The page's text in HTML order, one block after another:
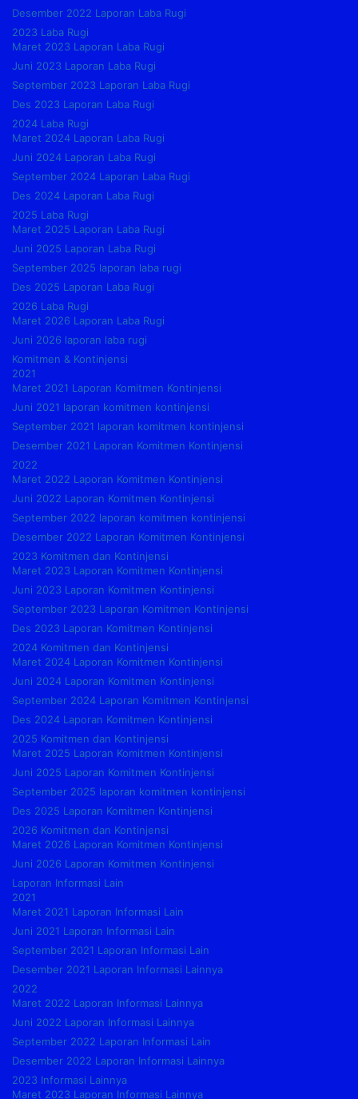
Desember 2022 Laporan Laba Rugi
2023 Laba Rugi
Maret 2023 Laporan Laba Rugi
Juni 2023 Laporan Laba Rugi
September 2023 Laporan Laba Rugi
Des 2023 Laporan Laba Rugi
2024 Laba Rugi
Maret 2024 Laporan Laba Rugi
Juni 2024 Laporan Laba Rugi
September 2024 Laporan Laba Rugi
Des 2024 Laporan Laba Rugi
2025 Laba Rugi
Maret 2025 Laporan Laba Rugi
Juni 2025 Laporan Laba Rugi
September 2025 laporan laba rugi
Des 2025 Laporan Laba Rugi
2026 Laba Rugi
Maret 2026 Laporan Laba Rugi
Juni 2026 laporan laba rugi
Komitmen & Kontinjensi
2021
Maret 2021 Laporan Komitmen Kontinjensi
Juni 2021 laporan komitmen kontinjensi
September 2021 laporan komitmen kontinjensi
Desember 2021 Laporan Komitmen Kontinjensi
2022
Maret 2022 Laporan Komitmen Kontinjensi
Juni 2022 Laporan Komitmen Kontinjensi
September 2022 laporan komitmen kontinjensi
Desember 2022 Laporan Komitmen Kontinjensi
2023 Komitmen dan Kontinjensi
Maret 2023 Laporan Komitmen Kontinjensi
Juni 2023 Laporan Komitmen Kontinjensi
September 2023 Laporan Komitmen Kontinjensi
Des 2023 Laporan Komitmen Kontinjensi
2024 Komitmen dan Kontinjensi
Maret 2024 Laporan Komitmen Kontinjensi
Juni 2024 Laporan Komitmen Kontinjensi
September 2024 Laporan Komitmen Kontinjensi
Des 2024 Laporan Komitmen Kontinjensi
2025 Komitmen dan Kontinjensi
Maret 2025 Laporan Komitmen Kontinjensi
Juni 2025 Laporan Komitmen Kontinjensi
September 2025 laporan komitmen kontinjensi
Des 2025 Laporan Komitmen Kontinjensi
2026 Komitmen dan Kontinjensi
Maret 2026 Laporan Komitmen Kontinjensi
Juni 2026 Laporan Komitmen Kontinjensi
Laporan Informasi Lain
2021
Maret 2021 Laporan Informasi Lain
Juni 2021 Laporan Informasi Lain
September 2021 Laporan Informasi Lain
Desember 2021 Laporan Informasi Lainnya
2022
Maret 2022 Laporan Informasi Lainnya
Juni 2022 Laporan Informasi Lainnya
September 2022 Laporan Informasi Lain
Desember 2022 Laporan Informasi Lainnya
2023 Informasi Lainnya
Maret 2023 Laporan Informasi Lainnya